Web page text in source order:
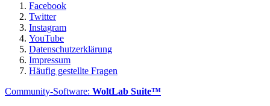
Facebook
Twitter
Instagram
YouTube
Datenschutzerklärung
Impressum
Häufig gestellte Fragen
Community-Software: WoltLab Suite™